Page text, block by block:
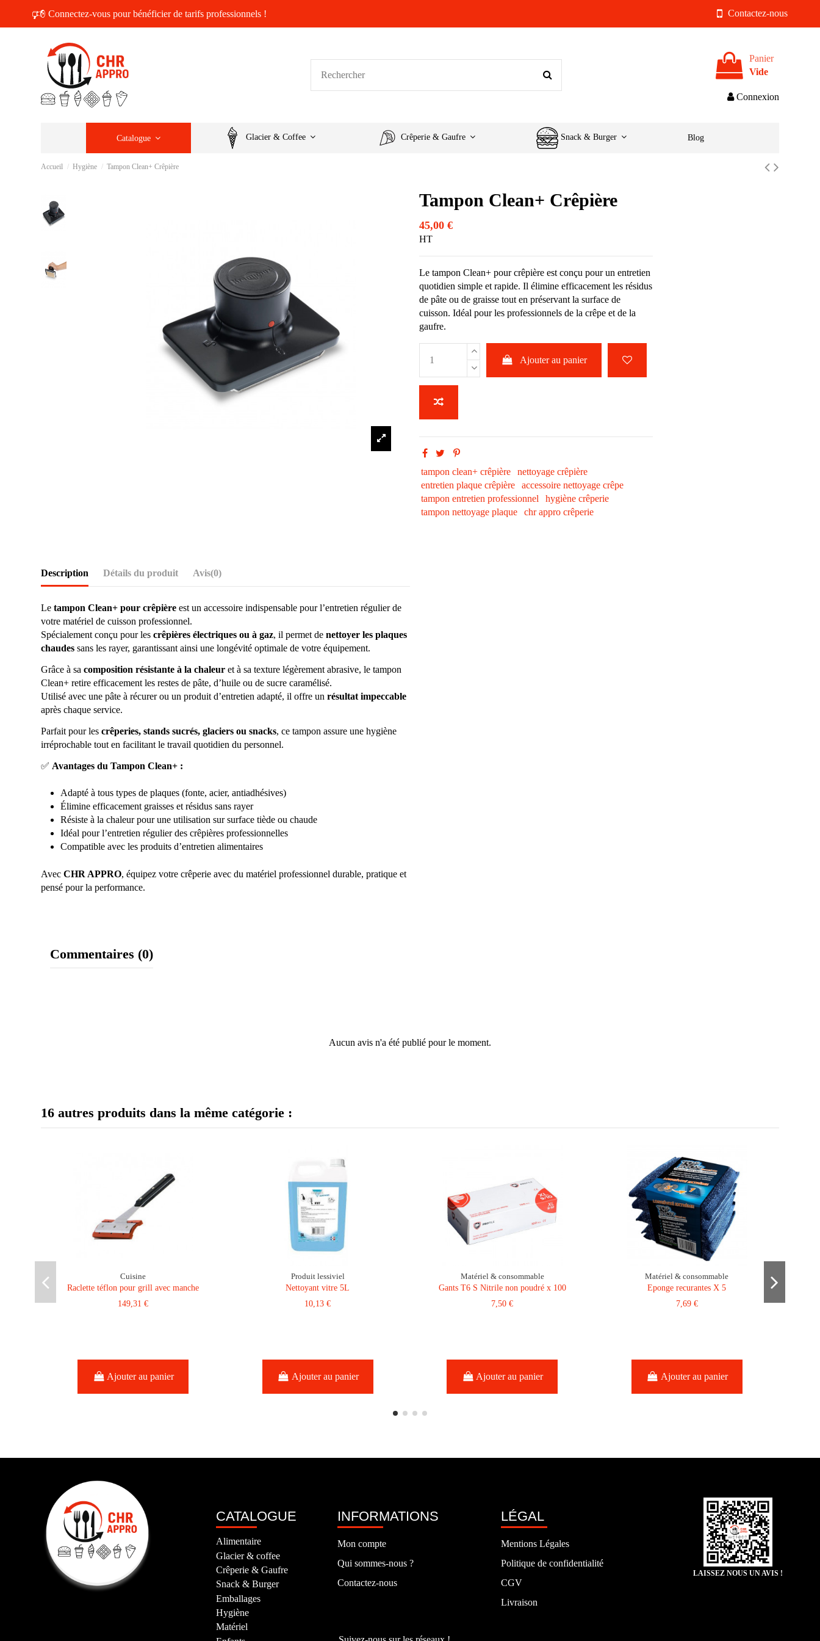
🕫 Connectez-vous pour bénéficier de tarifs professionnels ! Contactez-nous
Panier
Vide
Connexion
Catalogue Glacier & Coffee Crêperie & Gaufre Snack & Burger Blog
Accueil Hygiène Tampon Clean+ Crêpière
Tampon Clean+ Crêpière
45,00 €
HT
Le tampon Clean+ pour crêpière est conçu pour un entretien
quotidien simple et rapide. Il élimine efficacement les résidus
de pâte ou de graisse tout en préservant la surface de
cuisson. Idéal pour les professionnels de la crêpe et de la
gaufre.
Ajouter au panier
tampon clean+ crêpière
nettoyage crêpière
entretien plaque crêpière
accessoire nettoyage crêpe
tampon entretien professionnel
hygiène crêperie
tampon nettoyage plaque
chr appro crêperie
Description Détails du produit Avis(0)
Le tampon Clean+ pour crêpière est un accessoire indispensable pour l’entretien régulier de
votre matériel de cuisson professionnel.
Spécialement conçu pour les crêpières électriques ou à gaz, il permet de nettoyer les plaques
chaudes sans les rayer, garantissant ainsi une longévité optimale de votre équipement.
Grâce à sa composition résistante à la chaleur et à sa texture légèrement abrasive, le tampon
Clean+ retire efficacement les restes de pâte, d’huile ou de sucre caramélisé.
Utilisé avec une pâte à récurer ou un produit d’entretien adapté, il offre un résultat impeccable
après chaque service.
Parfait pour les crêperies, stands sucrés, glaciers ou snacks, ce tampon assure une hygiène
irréprochable tout en facilitant le travail quotidien du personnel.
✅ Avantages du Tampon Clean+ :
Adapté à tous types de plaques (fonte, acier, antiadhésives)
Élimine efficacement graisses et résidus sans rayer
Résiste à la chaleur pour une utilisation sur surface tiède ou chaude
Idéal pour l’entretien régulier des crêpières professionnelles
Compatible avec les produits d’entretien alimentaires
Avec CHR APPRO, équipez votre crêperie avec du matériel professionnel durable, pratique et
pensé pour la performance.
Commentaires (0)
Aucun avis n'a été publié pour le moment.
16 autres produits dans la même catégorie :
Cuisine
Raclette téflon pour grill avec manche
149,31 €
Ajouter au panier
Produit lessiviel
Nettoyant vitre 5L
10,13 €
Ajouter au panier
Matériel & consommable
Gants T6 S Nitrile non poudré x 100
7,50 €
Ajouter au panier
Matériel & consommable
Eponge recurantes X 5
7,69 €
Ajouter au panier
CATALOGUE
Alimentaire
Glacier & coffee
Crêperie & Gaufre
Snack & Burger
Emballages
Hygiène
Matériel
INFORMATIONS
Mon compte
Qui sommes-nous ?
Contactez-nous
LÉGAL
Mentions Légales
Politique de confidentialité
CGV
Livraison
LAISSEZ NOUS UN AVIS !